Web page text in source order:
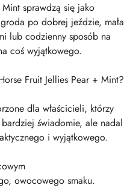
sprawdzą się jako
po dobrej jeździe, mała
lub codzienny sposób na
coś wyjątkowego.
Fruit Jellies Pear + Mint?
dla właścicieli, którzy
świadomie, ale nadal
i wyjątkowego.
owocowego smaku.